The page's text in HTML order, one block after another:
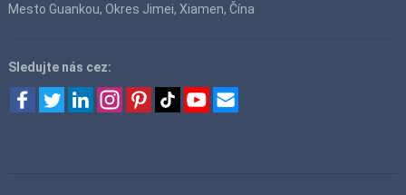
Mesto Guankou, Okres Jimei, Xiamen, Čína
Sledujte nás cez: